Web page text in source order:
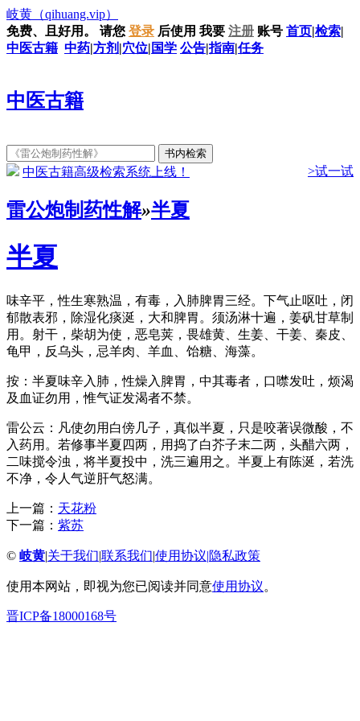
岐黄 （qihuang.vip）
免费、且好用。
请您 登录 后使用 我要 注册 账号 首页|检索|
中医古籍 中药|方剂 |穴位| 国学 公告|指南|任务
中医古籍
中医古籍高级检索系统上线！ >试一试
雷公炮制药性解»半夏
半夏
味辛平，性生寒熟温，有毒，入肺脾胃三经。下气止呕吐，闭
郁散表邪，除湿化痰涎，大和脾胃。须汤淋十遍，姜矾甘草制
用。射干，柴胡为使，恶皂荚，畏雄黄、生姜、干姜、秦皮、
龟甲，反乌头，忌羊肉、羊血、饴糖、海藻。
按：半夏味辛入肺，性燥入脾胃，中其毒者，口噤发吐，烦渴
及血证勿用，惟气证发渴者不禁。
雷公云：凡使勿用白傍几子，真似半夏，只是咬著误微酸，不
入药用。若修事半夏四两，用捣了白芥子末二两，头醋六两，
二味搅令浊，将半夏投中，洗三遍用之。半夏上有陈涎，若洗
不净，令人气逆肝气怒满。
上一篇： 天花粉
下一篇： 紫苏
© 岐黄|关于我们|联系我们|使用协议|隐私政策
使用本网站，即视为您已阅读并同意使用协议。
晋ICP备18000168号